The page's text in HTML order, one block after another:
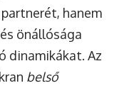
hanem
önállósága
dinamikákat. Az
belső